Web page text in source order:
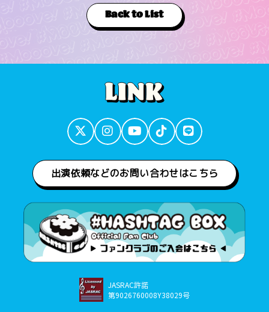
Back to List
出演依頼などのお問い合わせはこちら
JASRAC許諾
第9026760008Y38029号